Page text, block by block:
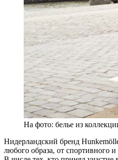
На фото: белье из
Нидерландский бренд
любого образа, от спортивного